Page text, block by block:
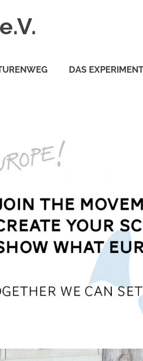
DAS EXPERIMENT